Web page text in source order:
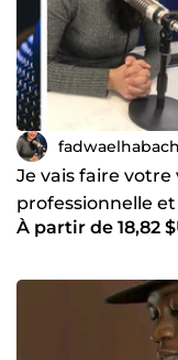
Je vais faire
professionnelle
À partir de 18,82